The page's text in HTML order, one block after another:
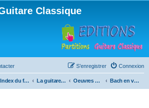
Classique
Connexion
S’enregistrer
Index du forum La guitare : instrument, cours et théorie Oeuvres à la loupe Bach en vrac...